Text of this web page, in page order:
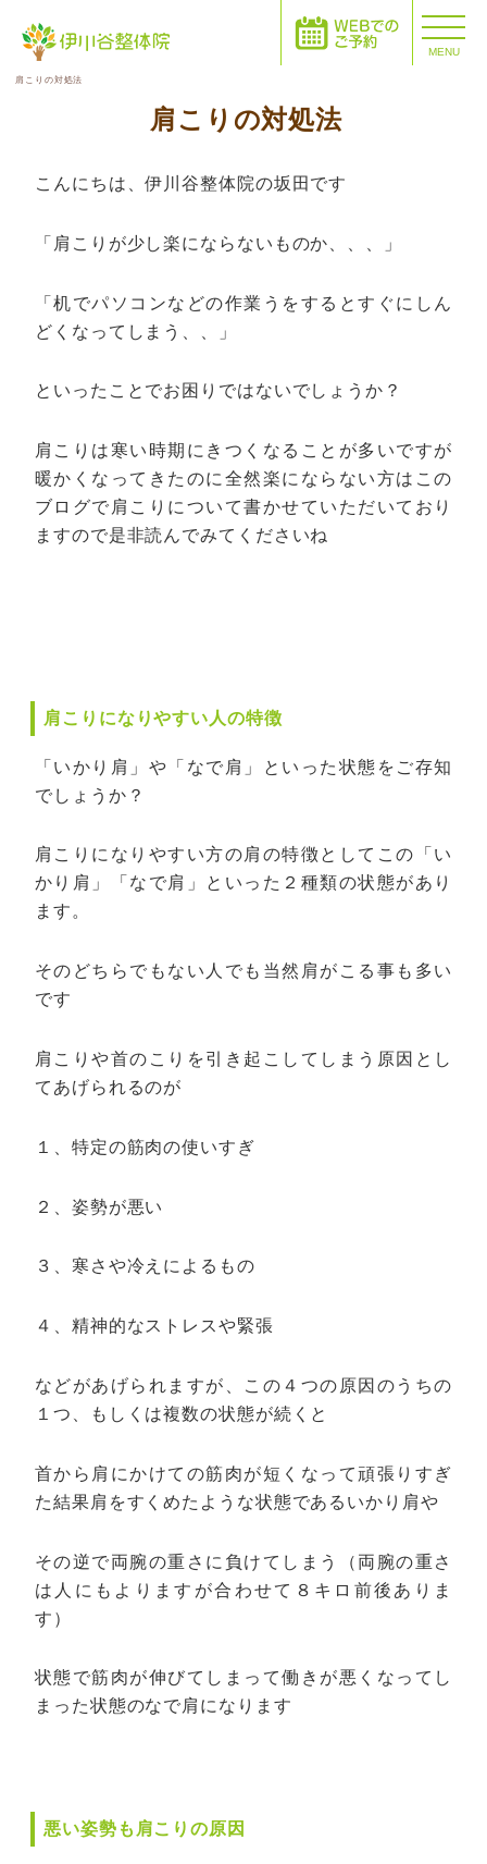
MENU
肩こりの対処法
肩こりの対処法
こんにちは、伊川谷整体院の坂田です
「肩こりが少し楽にならないものか、、、」
「机でパソコンなどの作業うをするとすぐにしん
どくなってしまう、、」
といったことでお困りではないでしょうか？
肩こりは寒い時期にきつくなることが多いですが
暖かくなってきたのに全然楽にならない方はこの
ブログで肩こりについて書かせていただいており
ますので是非読んでみてくださいね
肩こりになりやすい人の特徴
「いかり肩」や「なで肩」といった状態をご存知
でしょうか？
肩こりになりやすい方の肩の特徴としてこの「い
かり肩」「なで肩」といった２種類の状態があり
ます。
そのどちらでもない人でも当然肩がこる事も多い
です
肩こりや首のこりを引き起こしてしまう原因とし
てあげられるのが
１、特定の筋肉の使いすぎ
２、姿勢が悪い
３、寒さや冷えによるもの
４、精神的なストレスや緊張
などがあげられますが、この４つの原因のうちの
１つ、もしくは複数の状態が続くと
首から肩にかけての筋肉が短くなって頑張りすぎ
た結果肩をすくめたような状態であるいかり肩や
その逆で両腕の重さに負けてしまう（両腕の重さ
は人にもよりますが合わせて８キロ前後ありま
す）
状態で筋肉が伸びてしまって働きが悪くなってし
まった状態のなで肩になります
悪い姿勢も肩こりの原因